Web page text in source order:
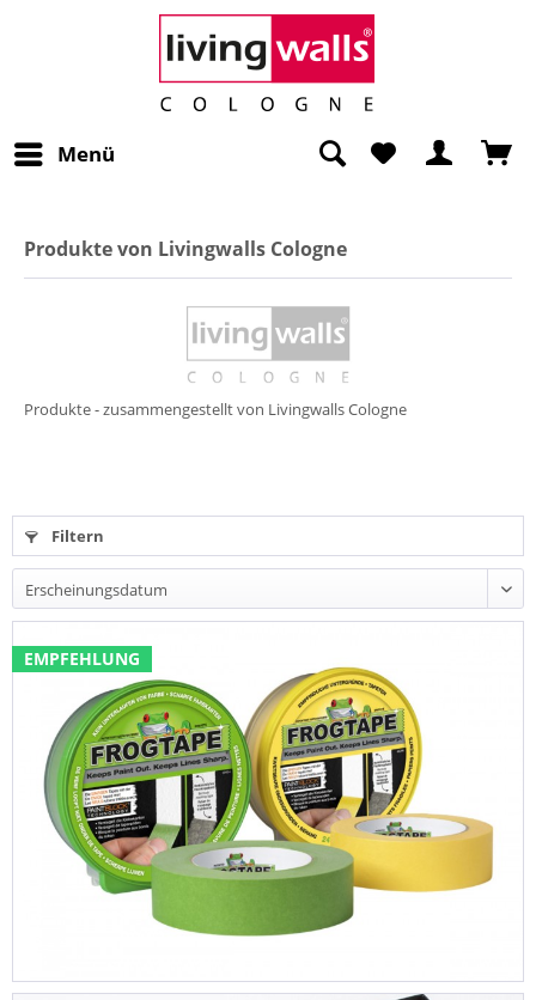
Menü
Produkte von Livingwalls Cologne
Produkte - zusammengestellt von Livingwalls Cologne
Filtern
EMPFEHLUNG